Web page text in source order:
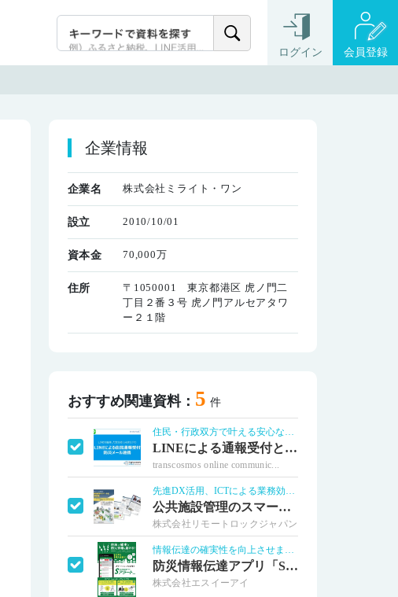
ログイン 会員登録
企業情報
企業名 株式会社ミライト・ワン
設立 2010/10/01
資本金 70,000万
住所
〒1050001 東京都港区 虎ノ門二
丁目２番３号 虎ノ門アルセアタワ
ー２１階
おすすめ関連資料： 5 件
住民・行政双方で叶える安心なまちづくり
LINEによる通報受付と防災メール連携
transcosmos online communic...
先進DX活用、ICTによる業務効率化
公共施設管理のスマート化最新事例集
株式会社リモートロックジャパン
情報伝達の確実性を向上させます！
防災情報伝達アプリ「Sアラートplus」
株式会社エスイーアイ